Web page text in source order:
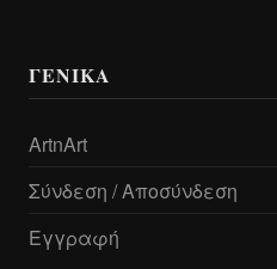
ΓΕΝΙΚΆ
ArtnArt
Σύνδεση / Αποσύνδεση
Εγγραφή